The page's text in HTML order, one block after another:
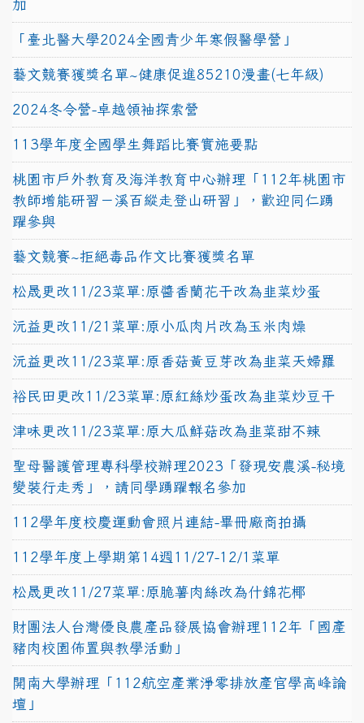
加
「臺北醫大學2024全國青少年寒假醫學營」
藝文競賽獲獎名單~健康促進85210漫畫(七年級)
2024冬令營-卓越領袖探索營
113學年度全國學生舞蹈比賽實施要點
桃園市戶外教育及海洋教育中心辦理「112年桃園市
教師增能研習－溪百縱走登山研習」，歡迎同仁踴
躍參與
藝文競賽~拒絕毒品作文比賽獲獎名單
松晟更改11/23菜單:原醬香蘭花干改為韭菜炒蛋
沅益更改11/21菜單:原小瓜肉片改為玉米肉燥
沅益更改11/23菜單:原香菇黃豆芽改為韭菜天婦羅
裕民田更改11/23菜單:原紅絲炒蛋改為韭菜炒豆干
津味更改11/23菜單:原大瓜鮮菇改為韭菜甜不辣
聖母醫護管理專科學校辦理2023「發現安農溪-秘境
變裝行走秀」，請同學踴躍報名參加
112學年度校慶運動會照片連結-畢冊廠商拍攝
112學年度上學期第14週11/27-12/1菜單
松晟更改11/27菜單:原脆薯肉絲改為什錦花椰
財團法人台灣優良農產品發展協會辦理112年「國產
豬肉校園佈置與教學活動」
開南大學辦理「112航空產業淨零排放產官學高峰論
壇」